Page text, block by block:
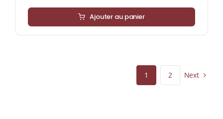
Ajouter au panier
1 2 Next